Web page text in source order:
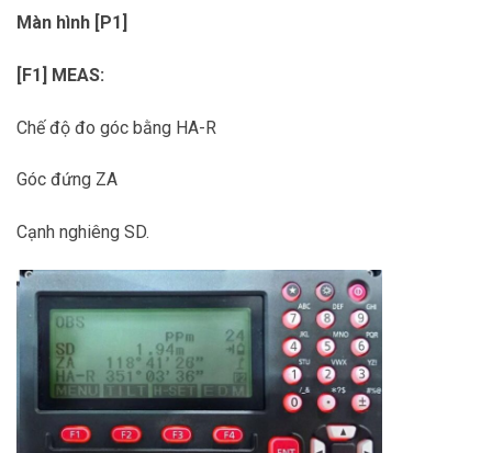
Màn hình [P1]
[F1] MEAS:
Chế độ đo góc bằng HA-R
Góc đứng ZA
Cạnh nghiêng SD.